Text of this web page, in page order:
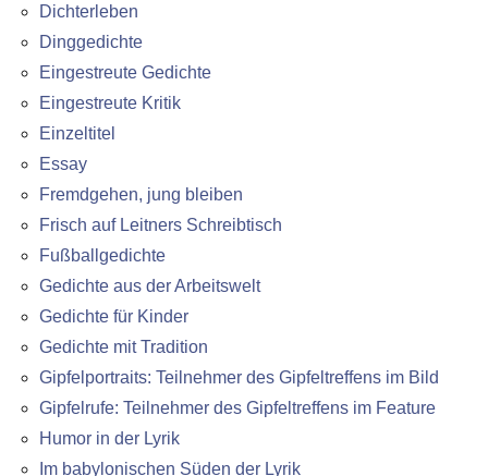
Dichterleben
Dinggedichte
Eingestreute Gedichte
Eingestreute Kritik
Einzeltitel
Essay
Fremdgehen, jung bleiben
Frisch auf Leitners Schreibtisch
Fußballgedichte
Gedichte aus der Arbeitswelt
Gedichte für Kinder
Gedichte mit Tradition
Gipfelportraits: Teilnehmer des Gipfeltreffens im Bild
Gipfelrufe: Teilnehmer des Gipfeltreffens im Feature
Humor in der Lyrik
Im babylonischen Süden der Lyrik